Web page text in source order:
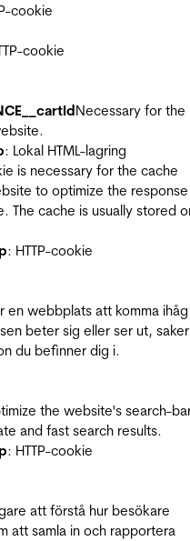
cookie
cookie
Necessary for the
: Lokal HTML-lagring
is necessary for the cache
to optimize the
The cache is usually stored
: HTTP-cookie
webbplats att komma ihåg
beter sig eller ser ut,
du befinner dig i.
the website's search-
and fast search results.
: HTTP-cookie
att förstå hur besökare
att samla in och rapportera